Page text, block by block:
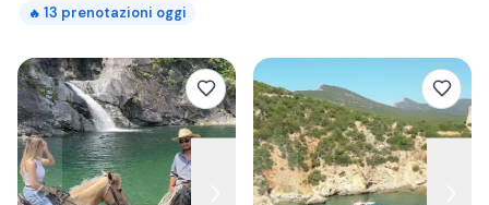
🔥 13 prenotazioni oggi